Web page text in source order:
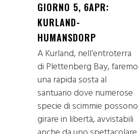
GIORNO 5, 6APR:
KURLAND-
HUMANSDORP
A Kurland, nell’entroterra
di Plettenberg Bay, faremo
una rapida sosta al
santuario dove numerose
specie di scimmie possono
girare in libertà, avvistabili